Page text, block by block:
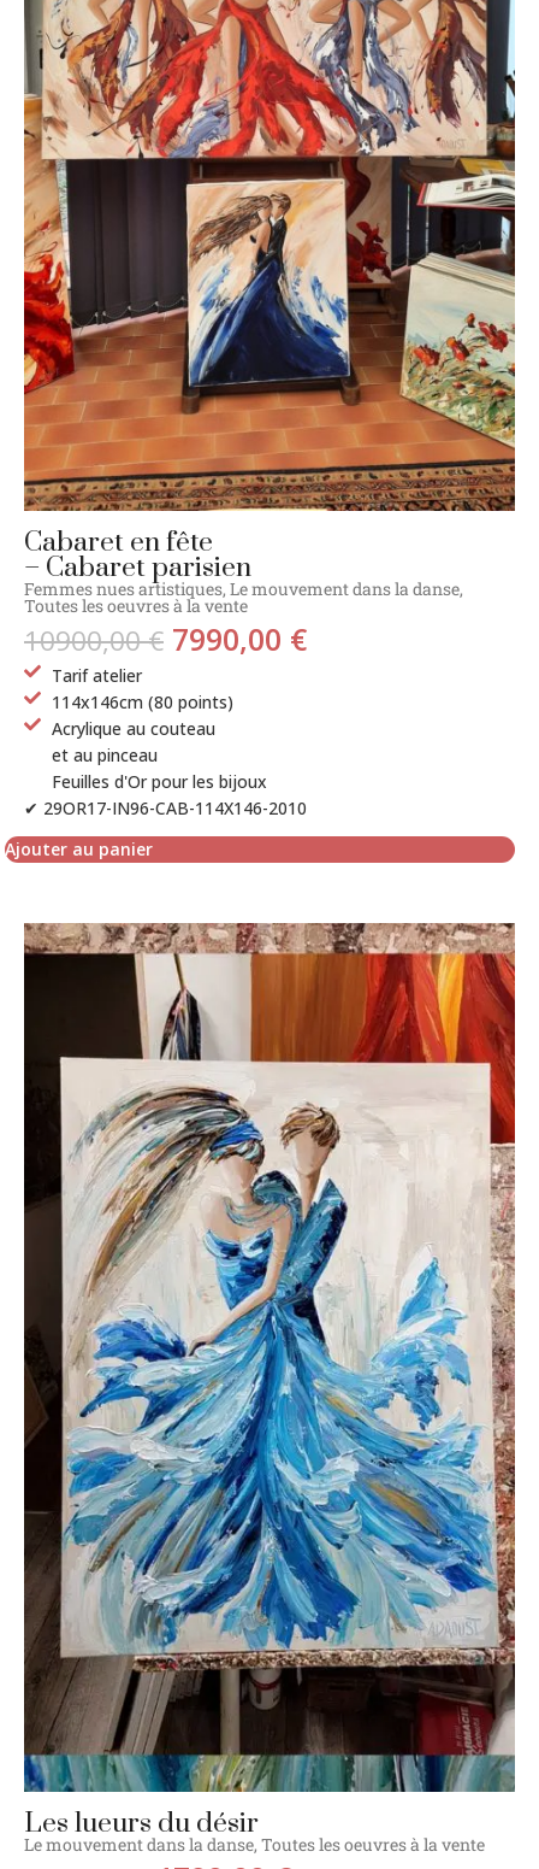
Cabaret en fête
– Cabaret parisien
Femmes nues artistiques, Le mouvement dans la danse,
Toutes les oeuvres à la vente
10900,00€ 7990,00 €
Tarif atelier
114x146cm (80 points)
Acrylique au couteau
et au pinceau
Feuilles d'Or pour les bijoux
✔ 29OR17-IN96-CAB-114X146-2010
Ajouter au panier
Les lueurs du désir
Le mouvement dans la danse, Toutes les oeuvres à la vente